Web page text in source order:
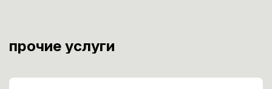
прочие услуги